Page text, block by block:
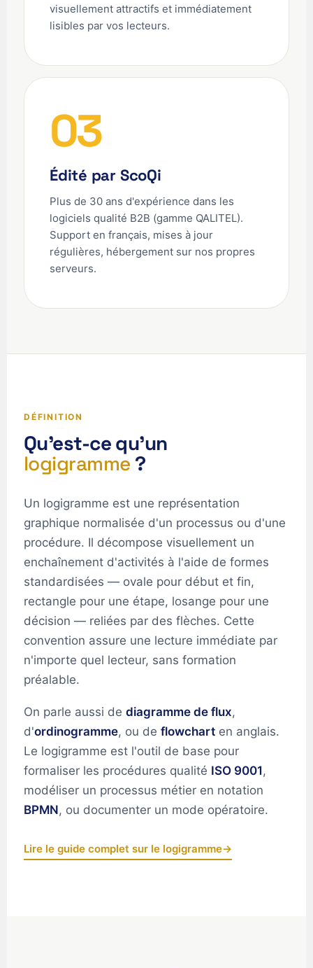
visuellement attractifs et immédiatement
lisibles par vos lecteurs.
03
Édité par ScoQi
Plus de 30 ans d'expérience dans les
logiciels qualité B2B (gamme QALITEL).
Support en français, mises à jour
régulières, hébergement sur nos propres
serveurs.
DÉFINITION
Qu'est-ce qu'un
logigramme ?
Un logigramme est une représentation
graphique normalisée d'un processus ou d'une
procédure. Il décompose visuellement un
enchaînement d'activités à l'aide de formes
standardisées — ovale pour début et fin,
rectangle pour une étape, losange pour une
décision — reliées par des flèches. Cette
convention assure une lecture immédiate par
n'importe quel lecteur, sans formation
préalable.
On parle aussi de diagramme de flux,
d'ordinogramme, ou de flowchart en anglais.
Le logigramme est l'outil de base pour
formaliser les procédures qualité ISO 9001,
modéliser un processus métier en notation
BPMN, ou documenter un mode opératoire.
Lire le guide complet sur le logigramme→